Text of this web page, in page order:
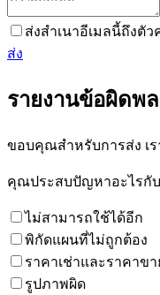
ส่งสำเนาอีเมลนี้ถึงตัว
ส่ง
รายงานข้อผิดพ
ขอบคุณสำหรับการส่ง เ
คุณประสบปัญหาอะไรกั
ไม่สามารถใช้ได้อีก
พิกัดแผนที่ไม่ถูกต้อง
ราคาเช่าและราคาข
รูปภาพผิด